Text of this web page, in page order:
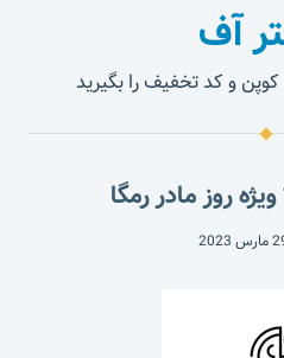
آف
و کد تخفیف را بگیرید
روز مادر رمگا
2023